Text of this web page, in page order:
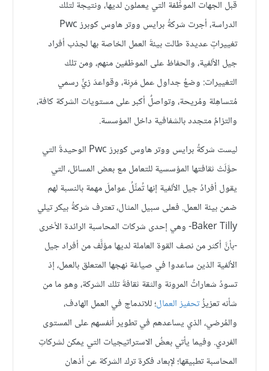
قبل الجهات الموظِّفة التي يعملون لديها، ونتيجة لتلك
الدراسة، أجرت شركةُ برايس ووتر هاوس كوبرز Pwc
تغييراتٍ عديدة طالت بيئةَ العمل الخاصة بها لجذب أفراد
جيل الألفية، والحفاظ على الموظفين منهم، ومن تلك
التغييرات: وضعُ جداول عمل مَرِنة، وقواعدَ زيٍّ رسمي
مُتساهِلة ومُريحة، وتواصلٌ أكبر على مستويات الشركة كافة،
والتزامٌ متجدد بالشفافية داخل المؤسسة.
ليست شركةُ برايس ووتر هاوس كوبرز Pwc الوحيدةَ التي
حوَّلَتْ ثقافتها المؤسسية للتعامل مع بعض المسائل، التي
يقول أفرادُ جيل الألفية إنها تُمثِّلُ عواملَ مهمة بالنسبة لهم
ضمن بيئة العمل. فعلى سبيل المثال، تعترف شركةُ بيكر تيلي
Baker Tilly- وهي إحدى شركات المحاسبة الرائدة الأخرى
-بأنَّ أكثر من نصف القوة العاملة لديها مؤلَّف من أفراد جيل
الألفية الذين ساعدوا في صياغة نهجها المتعلق بالعمل، إذ
تسودُ شعاراتُ المرونة والثقة ثقافةَ تلك الشركة، وهو ما من
شأنه تعزيزُتحفيز العمال؛ للاندماج في العمل الهادف،
والمُرضي، الذي يساعدهم في تطوير أنفسهم على المستوى
الفردي. وفيما يأتي بعضُ الاستراتيجيات التي يمكن لشركاتِ
المحاسبة تطبيقها؛ لإبعاد فكرة ترك الشركة عن أذهان